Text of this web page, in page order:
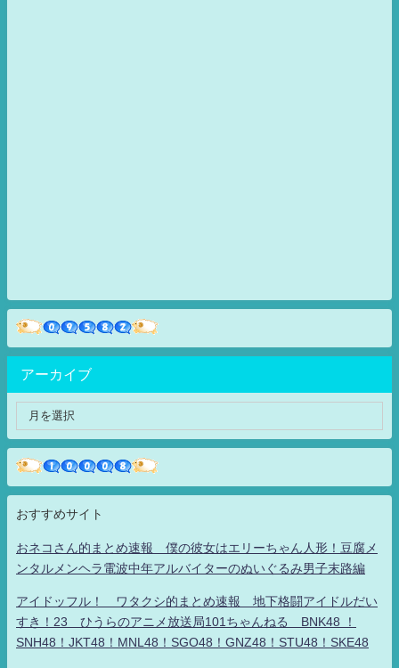
アーカイブ
おすすめサイト
おネコさん的まとめ速報 僕の彼女はエリーちゃん人形！豆腐メ
ンタルメンヘラ電波中年アルバイターのぬいぐるみ男子末路編
アイドッフル！ ワタクシ的まとめ速報 地下格闘アイドルだい
すき！23 ひうらのアニメ放送局101ちゃんねる BNK48 ！
SNH48！JKT48！MNL48！SGO48！GNZ48！STU48！SKE48